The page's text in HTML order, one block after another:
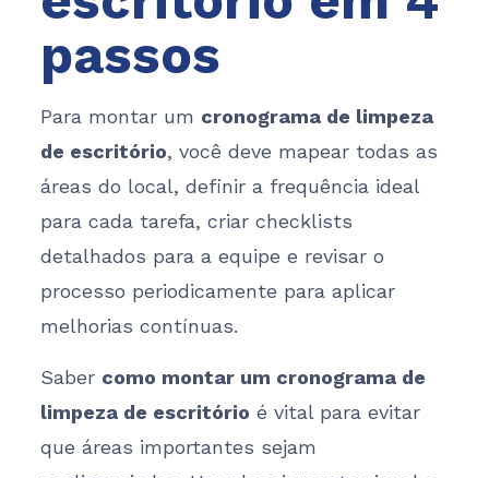
passos
Para montar um cronograma de limpeza
de escritório, você deve mapear todas as
áreas do local, definir a frequência ideal
para cada tarefa, criar checklists
detalhados para a equipe e revisar o
processo periodicamente para aplicar
melhorias contínuas.
Saber como montar um cronograma de
limpeza de escritório é vital para evitar
que áreas importantes sejam